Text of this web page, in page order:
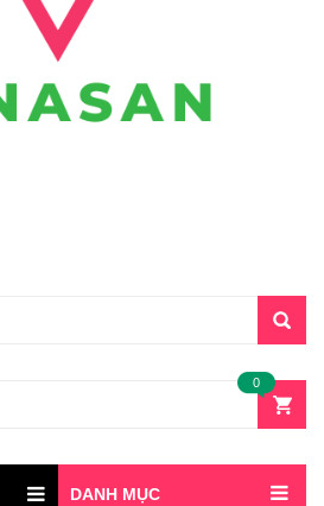
0
DANH MỤC